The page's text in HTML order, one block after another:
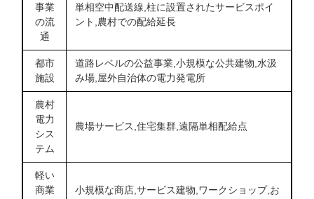
事業
の流
通
単相空中配送線,柱に設置されたサービスポイ
ント,農村での配給延長
都市
施設
道路レベルの公益事業,小規模な公共建物,水汲
み場,屋外自治体の電力発電所
農村
電力
シス
テム
農場サービス,住宅集群,遠隔単相配給点
軽い
商業
小規模な商店,サービス建物,ワークショップ,お